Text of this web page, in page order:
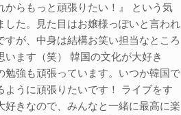
からもっと頑張りたい！』 という気
した。見た目はお嬢様っぽいと言われ
すが、中身は結構お笑い担当なところ
います（笑） 韓国の文化が大好き
勉強も頑張っています。いつか韓国で
ように頑張りたいです！ ライブをす
好きなので、みんなと一緒に最高に楽